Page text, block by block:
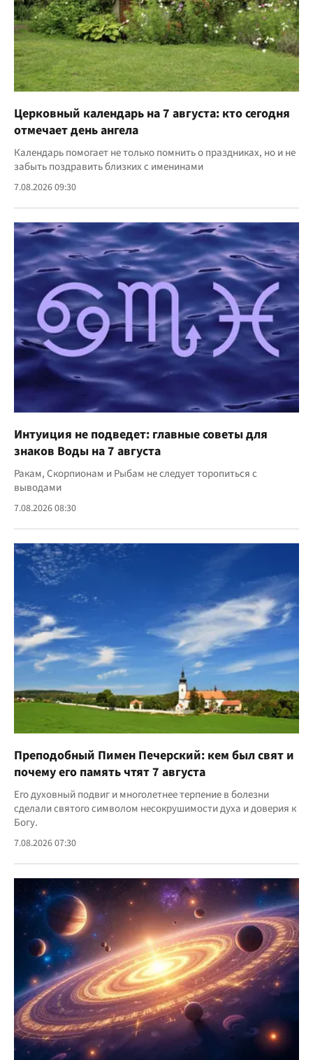
Церковный календарь на 7 августа: кто сегодня
отмечает день ангела
Календарь помогает не только помнить о праздниках, но и не
забыть поздравить близких с именинами
7.08.2026 09:30
Интуиция не подведет: главные советы для
знаков Воды на 7 августа
Ракам, Скорпионам и Рыбам не следует торопиться с
выводами
7.08.2026 08:30
Преподобный Пимен Печерский: кем был свят и
почему его память чтят 7 августа
Его духовный подвиг и многолетнее терпение в болезни
сделали святого символом несокрушимости духа и доверия к
Богу.
7.08.2026 07:30